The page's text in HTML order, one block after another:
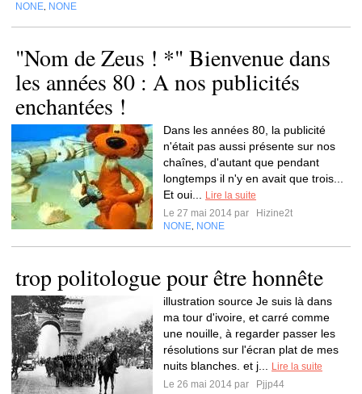
NONE NONE
"Nom de Zeus ! *" Bienvenue dans
les années 80 : A nos publicités
enchantées !
Dans les années 80, la publicité
n'était pas aussi présente sur nos
chaînes, d'autant que pendant
longtemps il n'y en avait que trois...
Et oui...
Lire la suite
Le 27 mai 2014 par
Hizine2t
NONE NONE
trop politologue pour être honnête
illustration source Je suis là dans
ma tour d'ivoire, et carré comme
une nouille, à regarder passer les
résolutions sur l'écran plat de mes
nuits blanches. et j...
Lire la suite
Le 26 mai 2014 par
Pjjp44